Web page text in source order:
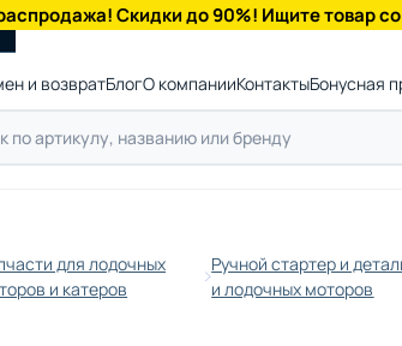
Скидки до 90%! Ищите товар
и возвратБлогО компанииКонтактыБонусная
для лодочных
и катеров
Ручной стартер и
и лодочных моторов